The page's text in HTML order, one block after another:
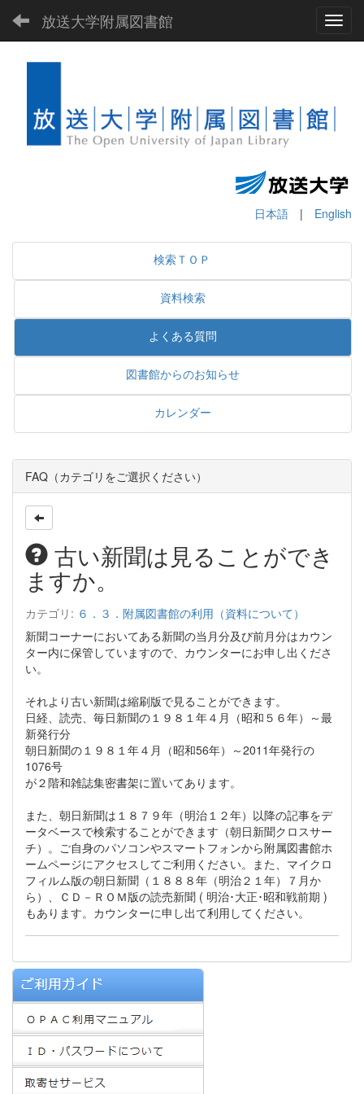
放送大学附属図書館
日本語 | English
検索ＴＯＰ
資料検索
よくある質問
図書館からのお知らせ
カレンダー
FAQ（カテゴリをご選択ください）
古い新聞は見ることができ
ますか。
カテゴリ: ６．３．附属図書館の利用（資料について）
新聞コーナーにおいてある新聞の当月分及び前月分はカウン
ター内に保管していますので、カウンターにお申し出くださ
い。
それより古い新聞は縮刷版で見ることができます。
日経、読売、毎日新聞の１９８１年４月（昭和５６年）～最
新発行分
朝日新聞の１９８１年４月（昭和56年）～2011年発行の
1076号
が２階和雑誌集密書架に置いてあります。
また、朝日新聞は１８７９年（明治１２年）以降の記事をデ
ータベースで検索することができます（朝日新聞クロスサー
チ）。ご自身のパソコンやスマートフォンから附属図書館ホ
ームページにアクセスしてご利用ください。また、マイクロ
フィルム版の朝日新聞（１８８８年（明治２１年）７月か
ら）、ＣＤ－ＲＯＭ版の読売新聞 ( 明治･大正･昭和戦前期 )
もあります。カウンターに申し出て利用してください。